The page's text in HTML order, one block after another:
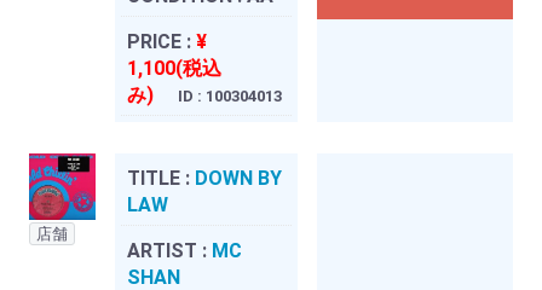
PRICE : ¥
1,100(税込
み)
ID : 100304013
店舗
TITLE : DOWN BY
LAW
ARTIST : MC
SHAN